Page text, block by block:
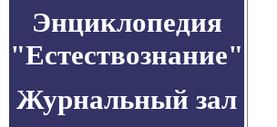
Энциклопедия
"Естествознание"
Журнальный зал